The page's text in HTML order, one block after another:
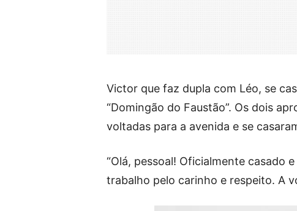
Victor que faz dupla com Léo, se
“Domingão do Faustão”. Os dois
voltadas para a avenida e se
“Olá, pessoal! Oficialmente casado
trabalho pelo carinho e respeito. A